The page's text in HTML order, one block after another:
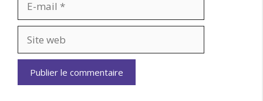
mail
web